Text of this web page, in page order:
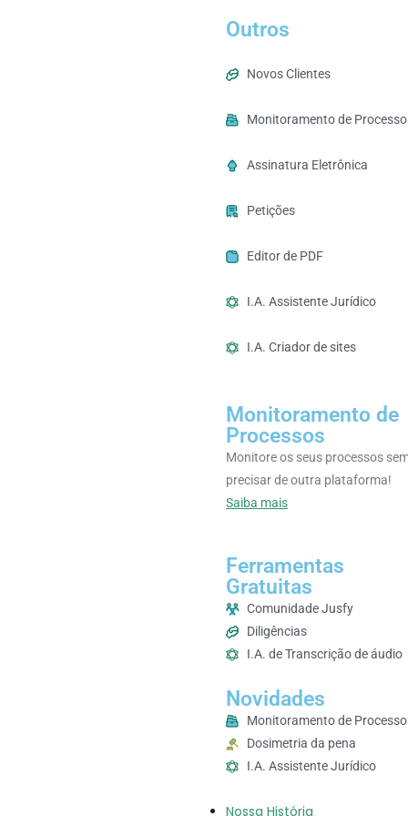
Outros
Novos Clientes
Monitoramento de
Assinatura Eletrônica
Petições
Editor de PDF
I.A. Assistente Jurídico
I.A. Criador de sites
Monitoramento de
Processos
Monitore os seus processos
precisar de outra plataforma!
Saiba mais
Ferramentas
Gratuitas
Comunidade Jusfy
Diligências
I.A. de Transcrição de áudio
Novidades
Monitoramento de
Dosimetria da pena
I.A. Assistente Jurídico
Nossa História